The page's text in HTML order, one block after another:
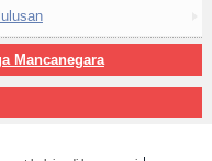
Mancanegara